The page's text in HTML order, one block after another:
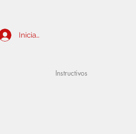
Iniciar sesión
Instructivos